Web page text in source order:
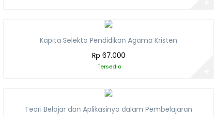
Kapita Selekta Pendidikan Agama Kristen
Rp 67.000
Tersedia
Teori Belajar dan Aplikasinya dalam Pembelajaran